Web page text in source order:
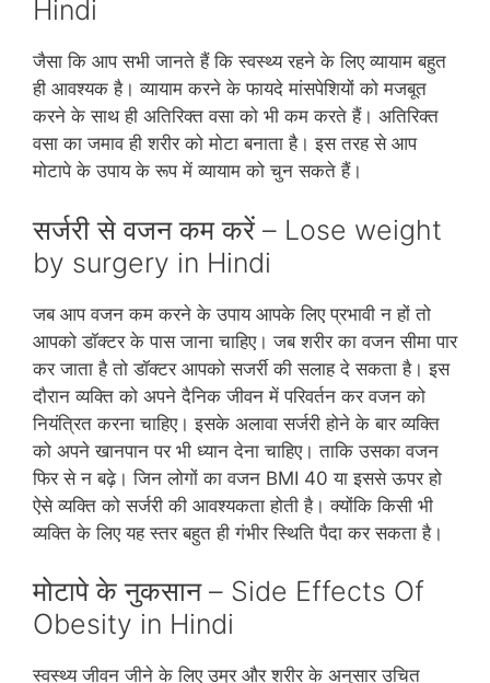
Hindi
जैसा कि आप सभी जानते हैं कि स्‍वस्‍थ्‍य रहने के लिए व्‍यायाम बहुत
ही आवश्‍यक है। व्‍यायाम करने के फायदे मांसपेशियों को मजबूत
करने के साथ ही अतिरिक्‍त वसा को भी कम करते हैं। अतिरिक्‍त
वसा का जमाव ही शरीर को मोटा बनाता है। इस तरह से आप
मोटापे के उपाय के रूप में व्‍यायाम को चुन सकते हैं।
सर्जरी से वजन कम करें – Lose weight
by surgery in Hindi
जब आप वजन कम करने के उपाय आपके लिए प्रभावी न हों तो
आपको डॉक्‍टर के पास जाना चाहिए। जब शरीर का वजन सीमा पार
कर जाता है तो डॉक्‍टर आपको सजर्री की सलाह दे सकता है। इस
दौरान व्‍यक्ति को अपने दैनिक जीवन में परिवर्तन कर वजन को
नियंत्रित करना चाहिए। इसके अलावा सर्जरी होने के बार व्‍यक्ति
को अपने खानपान पर भी ध्‍यान देना चाहिए। ताकि उसका वजन
फिर से न बढ़े। जिन लोगों का वजन BMI 40 या इससे ऊपर हो
ऐसे व्‍यक्ति को सर्जरी की आवश्‍यकता होती है। क्‍योंकि किसी भी
व्‍यक्ति के लिए यह स्‍तर बहुत ही गंभीर स्थिति पैदा कर सकता है।
मोटापे के नुकसान – Side Effects Of
Obesity in Hindi
स्‍वस्‍थ्‍य जीवन जीने के लिए उम्र और शरीर के अनुसार उचित